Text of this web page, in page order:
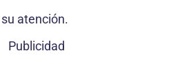
atención.
Publicidad